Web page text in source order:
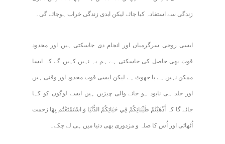
زندگی سے استفادہ کیا جائے لیکن ابدی زندگی خراب ہوجائے گی۔
ایسی روحی سرگرمیاں اور انجام دی جاسکتی ہیں اور محدود
قوت بھی حاصل کی جاسکتی ہے ہم یہ نہیں کہیں گے کہ ایسا
ممکن نہیں ہے یا جھوٹ ہے لیکن ایسی قوت محدود اور وقتی ہیں
اور جلد ہی نابود ہو جانے والی چیزیں ہیں ایسے لوگوں کو کہا
جائے گا کہ أَذْهَبْتُمْ طَيِّبَاتِكُمْ فِي حَيَاتِكُمُ الدُّنْيَا وَ اسْتَمْتَعْتُم بِهَا زحمت
اُٹھائی اور اُس کا صلہ و مزدوری بھی دنیا میں ہی لے چکے۔